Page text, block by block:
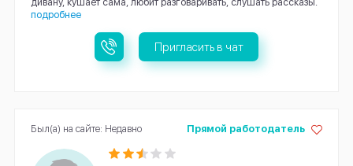
подробнее
Пригласить в чат
Прямой работодатель
Был(а) на сайте: Недавно